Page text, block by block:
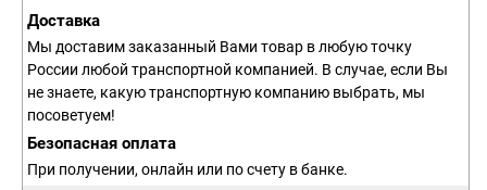
Доставка
Мы доставим заказанный Вами товар в любую точку
России любой транспортной компанией. В случае, если Вы
не знаете, какую транспортную компанию выбрать, мы
посоветуем!
Безопасная оплата
При получении, онлайн или по счету в банке.